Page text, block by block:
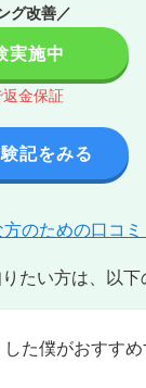
グ改善／
実施中
金保証
記をみる
のための口コ
たい方は、以下
た僕がおすす